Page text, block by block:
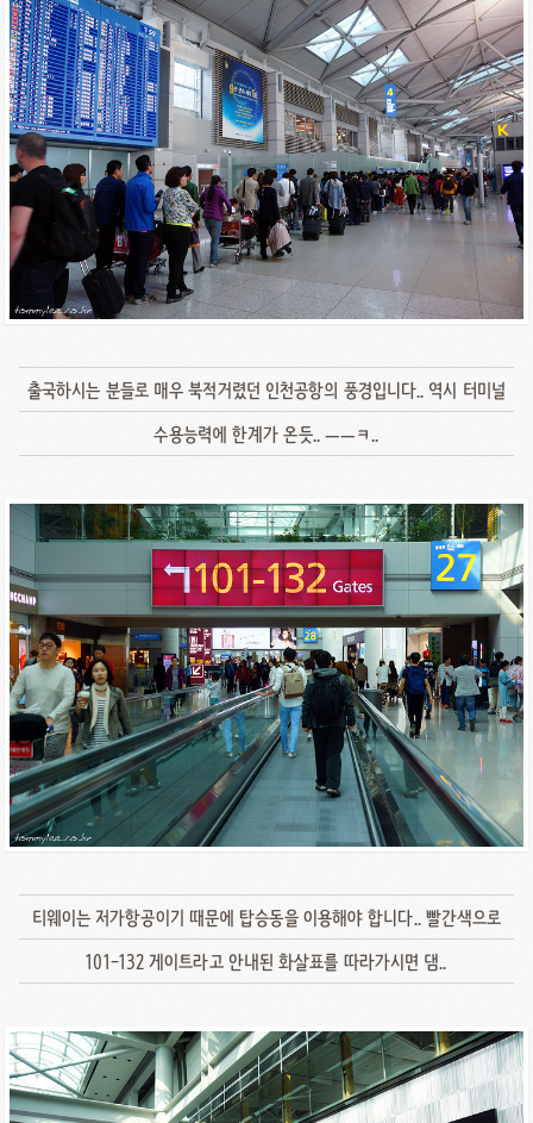
출국하시는 분들로 매우 북적거렸던 인천공항의 풍경입니다.. 역시 터미널
수용능력에 한계가 온듯.. ㅡㅡㅋ..
티웨이는 저가항공이기 때문에 탑승동을 이용해야 합니다.. 빨간색으로
101-132 게이트라고 안내된 화살표를 따라가시면 댐..